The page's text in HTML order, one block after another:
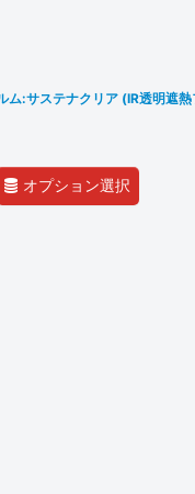
ム:サステナクリア (IR透明遮
オプション選択